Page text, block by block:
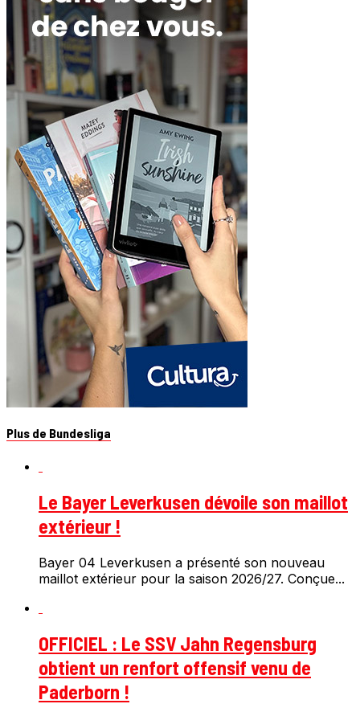
Plus de Bundesliga
Le Bayer Leverkusen dévoile son maillot
extérieur !
Bayer 04 Leverkusen a présenté son nouveau
maillot extérieur pour la saison 2026/27. Conçue...
OFFICIEL : Le SSV Jahn Regensburg
obtient un renfort offensif venu de
Paderborn !